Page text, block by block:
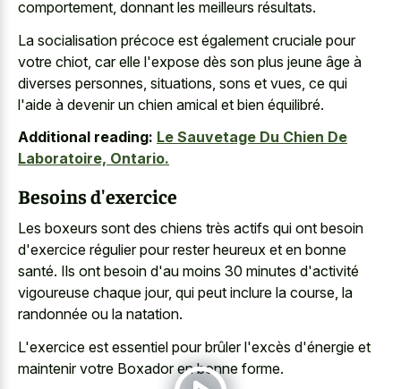
comportement, donnant les meilleurs résultats.
La socialisation précoce est également cruciale pour
votre chiot, car elle l'expose dès son plus jeune âge à
diverses personnes, situations, sons et vues, ce qui
l'aide à devenir un chien amical et bien équilibré.
Additional reading: Le Sauvetage Du Chien De
Laboratoire, Ontario.
Besoins d'exercice
Les boxeurs sont des chiens très actifs qui ont besoin
d'exercice régulier pour rester heureux et en bonne
santé. Ils ont besoin d'au moins 30 minutes d'activité
vigoureuse chaque jour, qui peut inclure la course, la
randonnée ou la natation.
L'exercice est essentiel pour brûler l'excès d'énergie et
maintenir votre Boxador en bonne forme.